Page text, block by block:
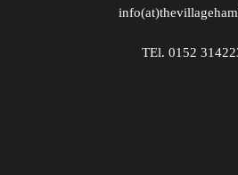
TEl. 0152